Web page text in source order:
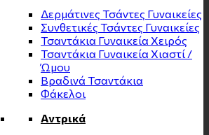
Δερμάτινες Τσάντες Γυναικείες
Συνθετικές Τσάντες Γυναικείες
Τσαντάκια Γυναικεία Χειρός
Τσαντάκια Γυναικεία Χιαστί /
Ώμου
Βραδινά Τσαντάκια
Φάκελοι
Αντρικά